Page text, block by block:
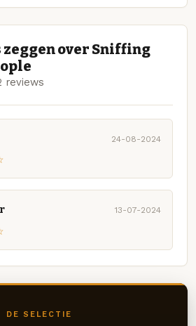
over Sniffing
reviews
24-08-2024
13-07-2024
DE SELECTIE